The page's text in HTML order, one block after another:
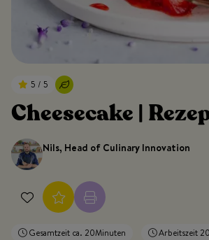
5 / 5
Cheesecake |
Nils, Head of Culinary Innovation
Gesamtzeit ca. 20Minuten
Arbeitszeit